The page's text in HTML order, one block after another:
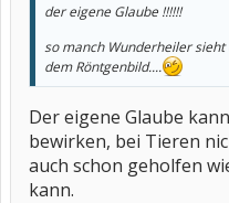
der eigene Glaube !!!!!!
so manch Wunderheiler
dem Röntgenbild....
Der eigene Glaube
bewirken, bei Tieren
auch schon geholfen
kann.